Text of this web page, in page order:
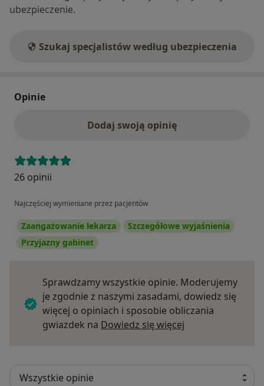
ubezpieczenie.
Szukaj specjalistów według ubezpieczenia
Opinie
Dodaj swoją opinię
26 opinii
Najczęściej wymieniane przez pacjentów
Zaangażowanie lekarza
Szczegółowe wyjaśnienia
Przyjazny gabinet
Sprawdzamy wszystkie opinie. Moderujemy
je zgodnie z naszymi zasadami, dowiedz się
więcej o opiniach i sposobie obliczania
gwiazdek na Dowiedz się więcej